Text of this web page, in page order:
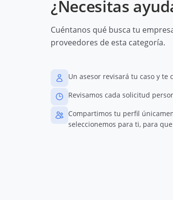
¿Necesitas
Cuéntanos qué busca tu
proveedores de esta categoría.
Un asesor revisará tu caso y te
Revisamos cada solicitud
Compartimos tu perfil
seleccionemos para ti, para